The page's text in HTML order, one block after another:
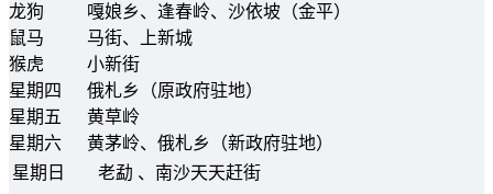
龙狗
嘎娘乡、逢春岭、沙依坡（金平）
鼠马
马街、上新城
猴虎
小新街
星期四
俄札乡（原政府驻地）
星期五
黄草岭
星期六
黄茅岭、俄札乡（新政府驻地）
星期日
老勐 、南沙天天赶街